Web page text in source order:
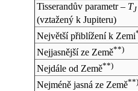
Tisserandův parametr – TJ
(vztažený k Jupiteru)
Největší přiblížení k Zemi
Nejjasnější ze Země**)
Nejdále od Země**)
Nejméně jasná ze Země**)